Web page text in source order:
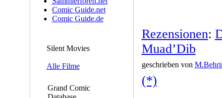
Comic Guide.net
Comic Guide.de
Silent Movies
Alle Filme
Grand Comic
Rezensionen:
Muad’Dib
geschrieben von
(*)